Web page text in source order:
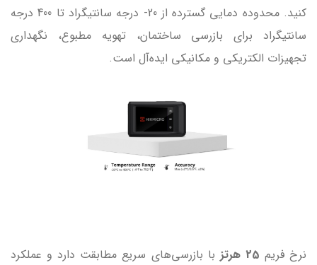
کنید. محدوده دمایی گسترده از 20- درجه سانتیگراد تا 400 درجه
سانتیگراد برای بازرسی ساختمان، تهویه مطبوع، نگهداری
تجهیزات الکتریکی و مکانیکی ایده‌آل است.
نرخ فریم
با بازرسی‌های سریع مطابقت دارد و عملکرد